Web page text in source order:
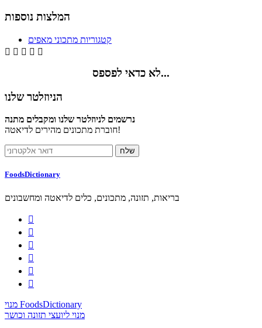
המלצות נוספות
קטגוריות מתכוני מאפים
    
לא כדאי לפספס...
הניוזלטר שלנו
נרשמים לניוזלטר שלנו ומקבלים מתנה
חוברת מתכונים מהירים לדיאטה!
FoodsDictionary
בריאות, תזונה, מתכונים, כלים לדיאטה ומחשבונים






מנוי FoodsDictionary
מנוי ליועצי תזונה וכושר